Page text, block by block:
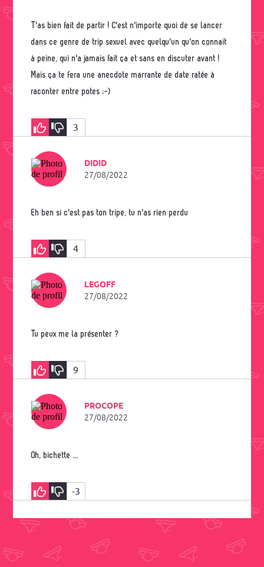
T'as bien fait de partir ! C'est n'importe quoi de se lancer
dans ce genre de trip sexuel avec quelqu'un qu'on connait
à peine, qui n'a jamais fait ça et sans en discuter avant !
Mais ça te fera une anecdote marrante de date ratée à
raconter entre potes ;-)
3
DIDID
27/08/2022
Eh ben si c'est pas ton tripe, tu n'as rien perdu
4
LEGOFF
27/08/2022
Tu peux me la présenter ?
9
PROCOPE
27/08/2022
Oh, bichette ...
-3